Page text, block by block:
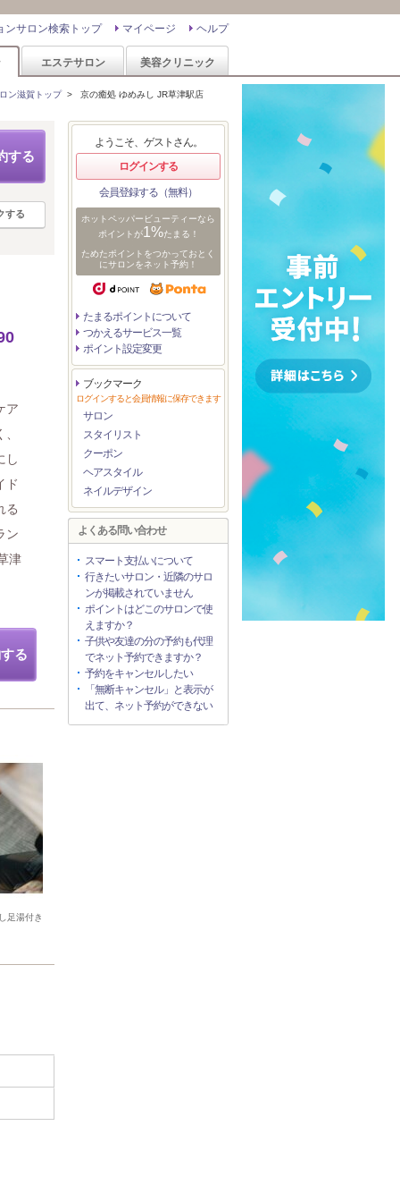
ヘルプ
マイページ
ンサロン検索トップ
エステサロン 美容クリニック
ン滋賀トップ> 京の癒処 ゆめみし JR草津駅店
する
する
ア
し
ド
る
ン
津
る
足湯付き
ようこそ、ゲストさん。
ログインする
会員登録する（無料）
ホットペッパービューティーなら
ポイントが1%たまる！
ためたポイントをつかっておとく
にサロンをネット予約！
たまるポイントについて
つかえるサービス一覧
ポイント設定変更
ブックマーク
ログインすると会員情報に保存できます
サロン
スタイリスト
クーポン
ヘアスタイル
ネイルデザイン
よくある問い合わせ
スマート支払いについて
行きたいサロン・近隣のサロ
ンが掲載されていません
ポイントはどこのサロンで使
えますか？
子供や友達の分の予約も代理
でネット予約できますか？
予約をキャンセルしたい
「無断キャンセル」と表示が
出て、ネット予約ができない